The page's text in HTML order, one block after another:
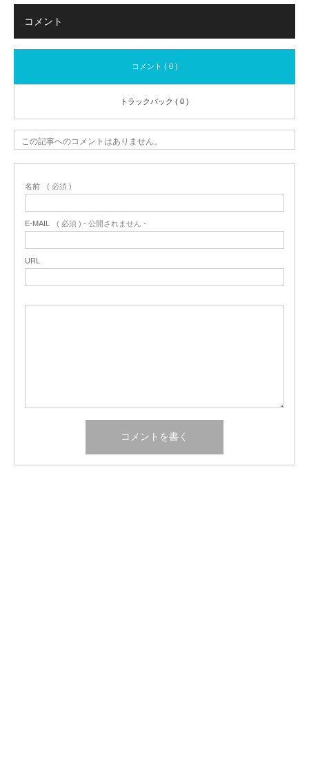
コメント
コメント ( 0 )
トラックバック ( 0 )
この記事へのコメントはありません。
名前 ( 必須 )
E-MAIL ( 必須 ) - 公開されません -
URL